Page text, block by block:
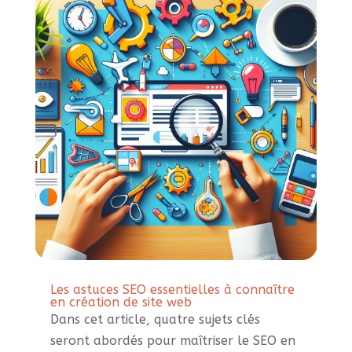
Les astuces SEO essentielles à connaître
en création de site web
Dans cet article, quatre sujets clés
seront abordés pour maîtriser le SEO en